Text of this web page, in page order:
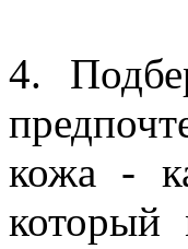
4.
кожа -